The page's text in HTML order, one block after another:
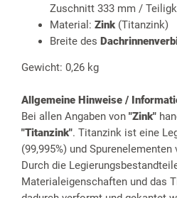
Zuschnitt 333 mm /
Material: Zink(Titanzink)
Breite des
Gewicht: 0,26 kg
Allgemeine Hinweise /
Bei allen Angaben von "Zink"
"Titanzink". Titanzink ist eine
(99,995%) und
Durch die
Materialeigenschaften und das